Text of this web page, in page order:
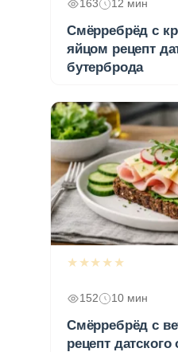
163 12 мин
Смёрребрёд с
яйцом рецепт
бутерброда
★★★★★
152 10 мин
Смёрребрёд с
рецепт датского